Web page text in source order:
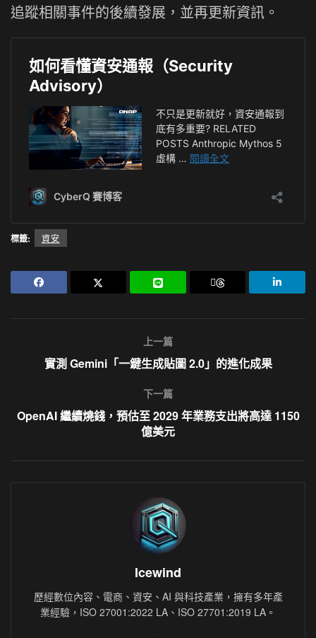
追蹤相關事件的後續發展，並再更新資訊。
標籤: 資安
上一篇
實測 Gemini「一鍵生成貼圖 2.0」的進化成果
下一篇
OpenAI 繼續燒錢，預估至 2029 年業務支出將高達 1150
億美元
Icewind
歷經數位內容、電商、資安、AI 與科技產業，擁有多年產
業經驗，ISO 27001:2022 LA、ISO 27701:2019 LA。